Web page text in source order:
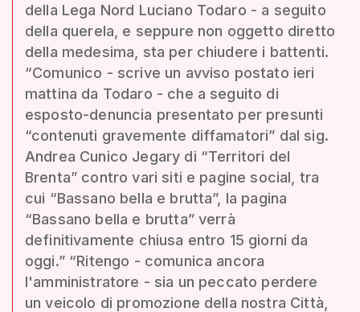
della Lega Nord Luciano Todaro - a seguito
della querela, e seppure non oggetto diretto
della medesima, sta per chiudere i battenti.
“Comunico - scrive un avviso postato ieri
mattina da Todaro - che a seguito di
esposto-denuncia presentato per presunti
“contenuti gravemente diffamatori” dal sig.
Andrea Cunico Jegary di “Territori del
Brenta” contro vari siti e pagine social, tra
cui “Bassano bella e brutta”, la pagina
“Bassano bella e brutta” verrà
definitivamente chiusa entro 15 giorni da
oggi.” “Ritengo - comunica ancora
l'amministratore - sia un peccato perdere
un veicolo di promozione della nostra Città,